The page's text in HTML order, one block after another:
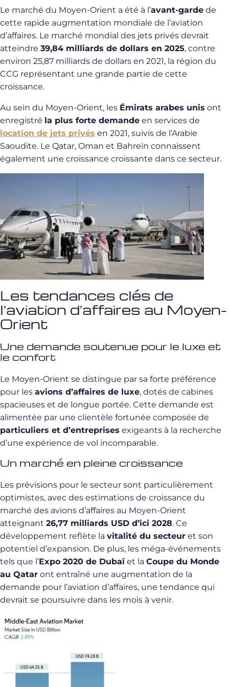
Le marché du Moyen-Orient a été à l’avant-garde de
cette rapide augmentation mondiale de l’aviation
d’affaires. Le marché mondial des jets privés devrait
atteindre 39,84 milliards de dollars en 2025, contre
environ 25,87 milliards de dollars en 2021, la région du
CCG représentant une grande partie de cette
croissance.
Au sein du Moyen-Orient, les Émirats arabes unis ont
enregistré la plus forte demande en services de
location de jets privés en 2021, suivis de l’Arabie
Saoudite. Le Qatar, Oman et Bahreïn connaissent
également une croissance croissante dans ce secteur.
Les tendances clés de
l’aviation d’affaires au Moyen-
Orient
Une demande soutenue pour le luxe et
le confort
Le Moyen-Orient se distingue par sa forte préférence
pour les avions d’affaires de luxe, dotés de cabines
spacieuses et de longue portée. Cette demande est
alimentée par une clientèle fortunée composée de
particuliers et d’entreprises exigeants à la recherche
d’une expérience de vol incomparable.
Un marché en pleine croissance
Les prévisions pour le secteur sont particulièrement
optimistes, avec des estimations de croissance du
marché des avions d’affaires au Moyen-Orient
atteignant 26,77 milliards USD d’ici 2028. Ce
développement reflète la vitalité du secteur et son
potentiel d’expansion. De plus, les méga-événements
tels que l’Expo 2020 de Dubaï et la Coupe du Monde
au Qatar ont entraîné une augmentation de la
demande pour l’aviation d’affaires, une tendance qui
devrait se poursuivre dans les mois à venir.